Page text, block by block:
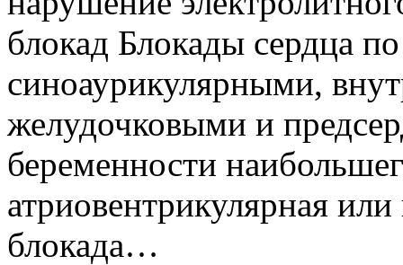
блокад Блокады сердца
синоаурикулярными,
желудочковыми и
беременности
атриовентрикулярная
блокада…